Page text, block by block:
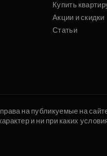
Купить
Акции и скидки
Статьи
на публикуемые на
и ни при каких